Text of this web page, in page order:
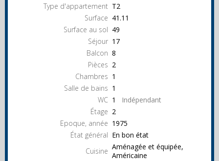
Type d'appartement T2
Surface 41.11
Surface au sol 49
Séjour 17
Balcon 8
Pièces 2
Chambres 1
Salle de bains 1
WC 1
Indépendant
Étage 2
Epoque, année 1975
État général En bon état
Cuisine Aménagée et équipée,
Américaine